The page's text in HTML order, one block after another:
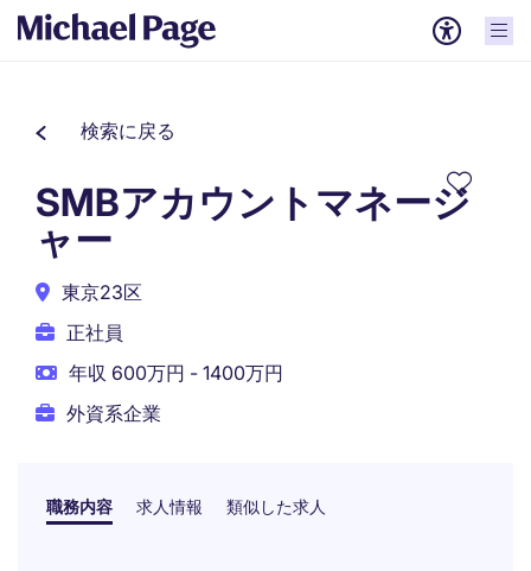
検索に戻る
SMBアカウントマネージ
ャー
東京23区
正社員
年収 600万円 - 1400万円
外資系企業
職務内容 求人情報 類似した求人